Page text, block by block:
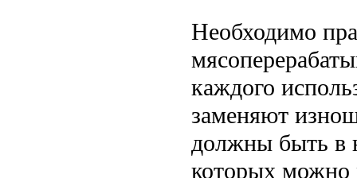
Необходимо
каждого
заменяют
должны быть в
которых можно